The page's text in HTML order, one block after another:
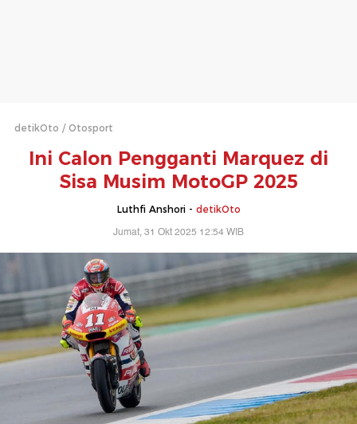
detikOto Otosport
Ini Calon Pengganti Marquez di
Sisa Musim MotoGP 2025
Luthfi Anshori - detikOto
Jumat, 31 Okt 2025 12:54 WIB